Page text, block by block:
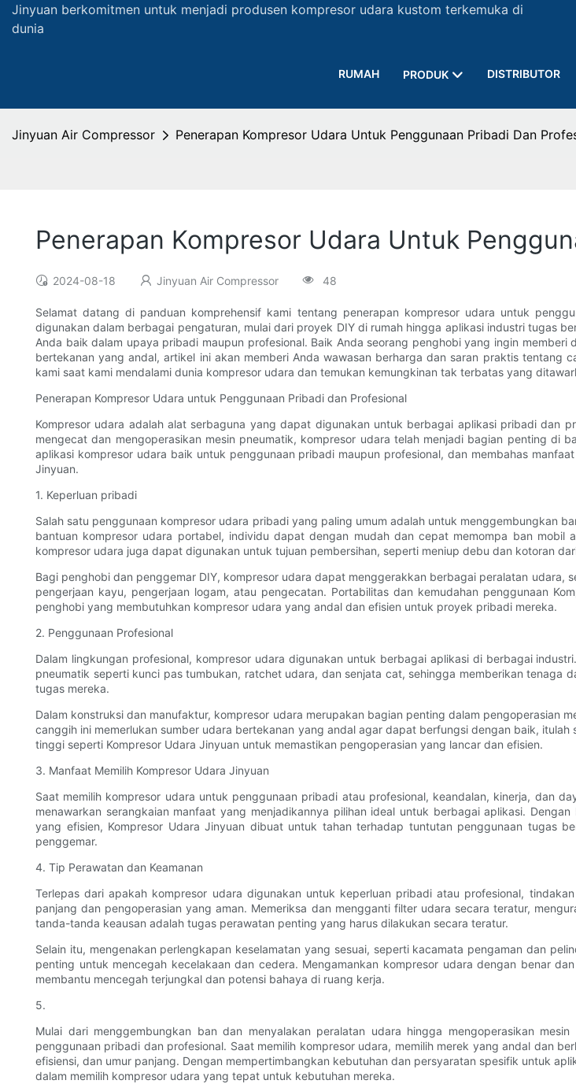
Jinyuan berkomitmen untuk menjadi produsen kompresor udara kustom terkemuka di
dunia
RUMAH PRODUK DISTRIBUTOR
Jinyuan Air Compressor Penerapan Kompresor Udara Untuk Penggunaan Pribadi Dan
Penerapan Kompresor Udara Untuk
2024-08-18 Jinyuan Air Compressor 48
Selamat datang di panduan komprehensif kami tentang penerapan kompresor udara untuk
digunakan dalam berbagai pengaturan, mulai dari proyek DIY di rumah hingga aplikasi industri tugas
Anda baik dalam upaya pribadi maupun profesional. Baik Anda seorang penghobi yang ingin
bertekanan yang andal, artikel ini akan memberi Anda wawasan berharga dan saran praktis tentang
kami saat kami mendalami dunia kompresor udara dan temukan kemungkinan tak terbatas yang
Penerapan Kompresor Udara untuk Penggunaan Pribadi dan Profesional
Kompresor udara adalah alat serbaguna yang dapat digunakan untuk berbagai aplikasi pribadi dan
mengecat dan mengoperasikan mesin pneumatik, kompresor udara telah menjadi bagian penting di
aplikasi kompresor udara baik untuk penggunaan pribadi maupun profesional, dan membahas
Jinyuan.
1. Keperluan pribadi
Salah satu penggunaan kompresor udara pribadi yang paling umum adalah untuk menggembungkan
bantuan kompresor udara portabel, individu dapat dengan mudah dan cepat memompa ban
kompresor udara juga dapat digunakan untuk tujuan pembersihan, seperti meniup debu dan kotoran
Bagi penghobi dan penggemar DIY, kompresor udara dapat menggerakkan berbagai peralatan
pengerjaan kayu, pengerjaan logam, atau pengecatan. Portabilitas dan kemudahan penggunaan
penghobi yang membutuhkan kompresor udara yang andal dan efisien untuk proyek pribadi mereka.
2. Penggunaan Profesional
Dalam lingkungan profesional, kompresor udara digunakan untuk berbagai aplikasi di berbagai
pneumatik seperti kunci pas tumbukan, ratchet udara, dan senjata cat, sehingga memberikan tenaga
tugas mereka.
Dalam konstruksi dan manufaktur, kompresor udara merupakan bagian penting dalam pengoperasian
canggih ini memerlukan sumber udara bertekanan yang andal agar dapat berfungsi dengan baik,
tinggi seperti Kompresor Udara Jinyuan untuk memastikan pengoperasian yang lancar dan efisien.
3. Manfaat Memilih Kompresor Udara Jinyuan
Saat memilih kompresor udara untuk penggunaan pribadi atau profesional, keandalan, kinerja, dan
menawarkan serangkaian manfaat yang menjadikannya pilihan ideal untuk berbagai aplikasi.
yang efisien, Kompresor Udara Jinyuan dibuat untuk tahan terhadap tuntutan penggunaan tugas
penggemar.
4. Tip Perawatan dan Keamanan
Terlepas dari apakah kompresor udara digunakan untuk keperluan pribadi atau profesional,
panjang dan pengoperasian yang aman. Memeriksa dan mengganti filter udara secara teratur,
tanda-tanda keausan adalah tugas perawatan penting yang harus dilakukan secara teratur.
Selain itu, mengenakan perlengkapan keselamatan yang sesuai, seperti kacamata pengaman dan
penting untuk mencegah kecelakaan dan cedera. Mengamankan kompresor udara dengan benar
membantu mencegah terjungkal dan potensi bahaya di ruang kerja.
5.
Mulai dari menggembungkan ban dan menyalakan peralatan udara hingga mengoperasikan
penggunaan pribadi dan profesional. Saat memilih kompresor udara, memilih merek yang andal dan
efisiensi, dan umur panjang. Dengan mempertimbangkan kebutuhan dan persyaratan spesifik untuk
dalam memilih kompresor udara yang tepat untuk kebutuhan mereka.